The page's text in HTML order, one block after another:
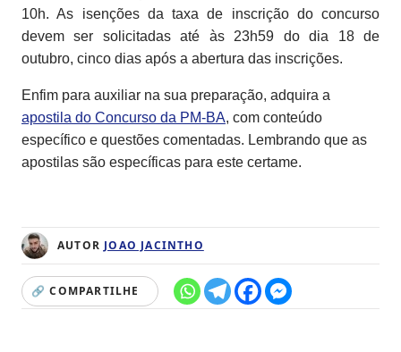
10h. As isenções da taxa de inscrição do concurso
devem ser solicitadas até às 23h59 do dia 18 de
outubro, cinco dias após a abertura das inscrições.
Enfim para auxiliar na sua preparação, adquira a
apostila do Concurso da PM-BA, com conteúdo
específico e questões comentadas. Lembrando que as
apostilas são específicas para este certame.
AUTOR JOAO JACINTHO
🔗 COMPARTILHE